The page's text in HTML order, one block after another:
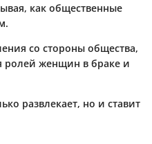
как общественные
со стороны общества,
ролей женщин в браке и
развлекает, но и ставит